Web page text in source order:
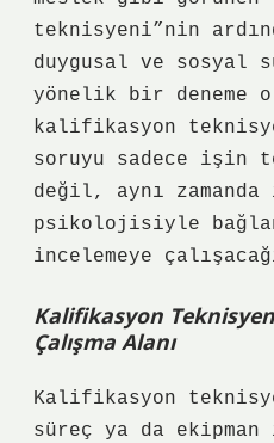
teknisyeni”nin
duygusal ve sosyal
yönelik bir deneme
kalifikasyon
soruyu sadece işin
değil, aynı zamanda
psikolojisiyle
incelemeye
Kalifikasyon
Çalışma Alanı
Kalifikasyon
süreç ya da